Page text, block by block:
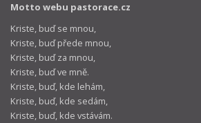
Motto webu pastorace.cz
Kriste, buď se mnou,
Kriste, buď přede mnou,
Kriste, buď za mnou,
Kriste, buď ve mně.
Kriste, buď, kde lehám,
Kriste, buď, kde sedám,
Kriste, buď, kde vstávám.